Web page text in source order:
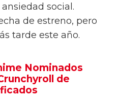
social.
de estreno, pero
tarde este año.
Nominados
de